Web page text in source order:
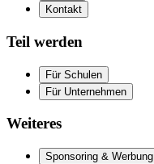
Kontakt
Teil werden
Für Schulen
Für Unternehmen
Weiteres
Sponsoring & Werbung